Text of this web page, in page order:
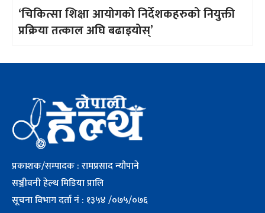
‘चिकित्सा शिक्षा आयोगको निर्देशकहरुको नियुक्ती
प्रक्रिया तत्काल अघि बढाइयोस्’
प्रकाशक/सम्पादक : रामप्रसाद न्यौपाने
सञ्जीवनी हेल्थ मिडिया प्रालि
सूचना विभाग दर्ता नं : १३५४ /०७५/०७६